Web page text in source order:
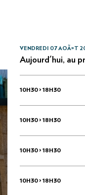
VENDREDI 07 AOÃ»T
Aujourd'hui, au
10H30 > 18H30
10H30 > 18H30
10H30 > 18H30
10H30 > 18H30